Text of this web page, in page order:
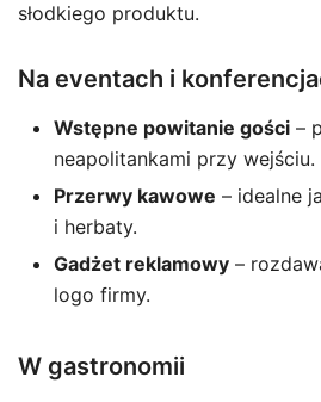
słodkiego produktu.
Na eventach i
Wstępne powitanie gości –
neapolitankami przy wejściu.
Przerwy kawowe – idealne
i herbaty.
Gadżet reklamowy –
logo firmy.
W gastronomii